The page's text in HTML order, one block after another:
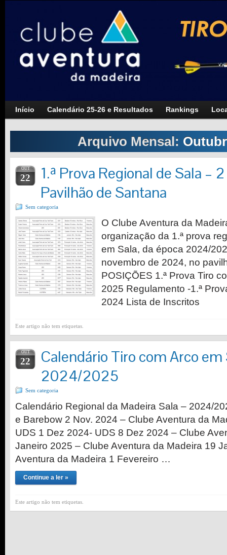
Início Calendário 25-26 e Resultados Rankings
Arquivo Mensal:
OUT
22
1.ª Prova Regional de Sala –
Pavilhão de Santana
Sem categoria
O Clube Aventura da
organização da 1.ª prova
em Sala, da época 2024/
novembro de 2024, no
POSIÇÕES 1.ª Prova Tiro
2025 Regulamento -1.ª
2024 Lista de Inscritos
Este artigo não tem etiquetas.
OUT
22
Calendário Tiro com Arco em
2024/2025
Sem categoria
Calendário Regional da Madeira Sala – 2024/
e Barebow 2 Nov. 2024 – Clube Aventura da
UDS 1 Dez 2024- UDS 8 Dez 2024 – Clube
Janeiro 2025 – Clube Aventura da Madeira 19
Aventura da Madeira 1 Fevereiro …
Continue a ler »
Este artigo não tem etiquetas.